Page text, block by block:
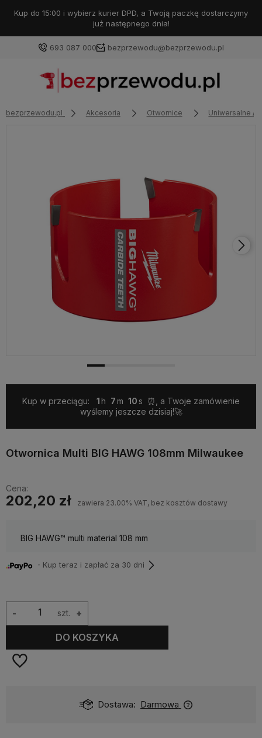
Kup do 15:00 i wybierz kurier DPD, a Twoją paczkę dostarczymy
już następnego dnia!
693 087 000 bezprzewodu@bezprzewodu.pl
bezprzewodu.pl Akcesoria Otwornice Uniwersalne /
Kup w przeciągu: 1 7 10
⏰, a Twoje zamówienie
wyślemy jeszcze dzisiaj!🚀
Otwornica Multi BIG HAWG 108mm Milwaukee
Cena:
202,20 zł zawiera 23.00% VAT, bez kosztów dostawy
BIG HAWG™ multi material 108 mm
・Kup teraz i zapłać za 30 dni
szt. +
-
DO KOSZYKA
Dostawa: Darmowa